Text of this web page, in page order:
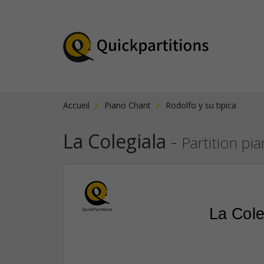
Accueil Piano Chant Rodolfo y su tipica
La Colegiala - Partition
La